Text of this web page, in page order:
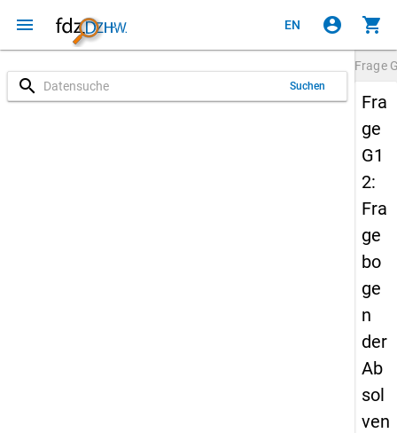
menu EN account_circle shopping_cart
search Suchen
Frage
Fra
ge
G1
2:
Fra
ge
bo
ge
n
der
Ab
sol
ven